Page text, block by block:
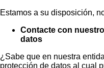
Estamos a su disposición,
Contacte con
datos
¿Sabe que en nuestra
protección de datos al cual